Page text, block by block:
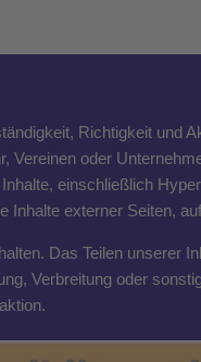
Richtigkeit und
Vereinen oder
einschließlich
Inhalte externer Seiten,
Das Teilen unserer
Verbreitung oder